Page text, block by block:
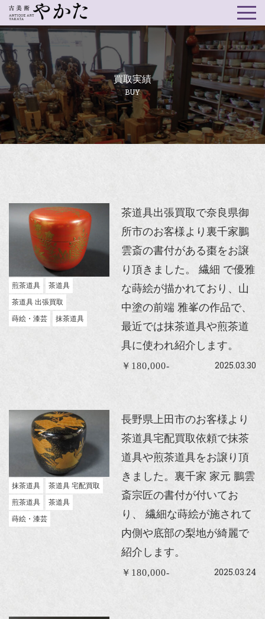
買取実績
BUY
煎茶道具
茶道具
茶道具 出張買取
蒔絵・漆芸
抹茶道具
茶道具出張買取で奈良県御
所市のお客様より裏千家鵬
雲斎の書付がある棗をお譲
り頂きました。 繊細 で優雅
な蒔絵が描かれており、山
中塗の前端 雅峯の作品で、
最近では抹茶道具や煎茶道
具に使われ紹介します。
￥180,000- 2025.03.30
抹茶道具
茶道具 宅配買取
煎茶道具
茶道具
蒔絵・漆芸
長野県上田市のお客様より
茶道具宅配買取依頼で抹茶
道具や煎茶道具をお譲り頂
きました。裏千家 家元 鵬雲
斎宗匠の書付が付いてお
り、 繊細な蒔絵が施されて
内側や底部の梨地が綺麗で
紹介します。
￥180,000- 2025.03.24